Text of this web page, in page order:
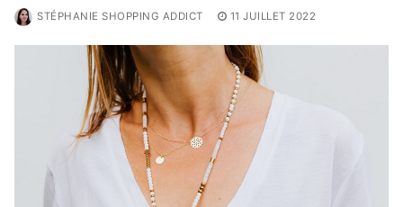
STÉPHANIE SHOPPING ADDICT 11 JUILLET 2022